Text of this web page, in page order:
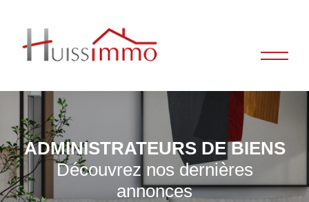
ADMINISTRATEURS DE BIENS
Découvrez nos dernières
annonces